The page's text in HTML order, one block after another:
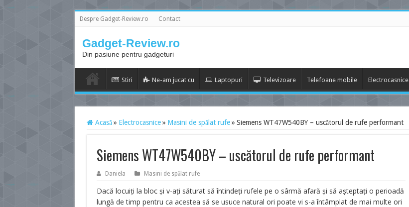
Despre Gadget-Review.ro Contact
Gadget-Review.ro
Din pasiune pentru gadgeturi
Stiri Ne-am jucat cu Laptopuri Televizoare Telefoane mobile Electrocasnice
Acasă » Electrocasnice » Masini de spălat rufe » Siemens WT47W540BY – uscătorul de rufe performant
Siemens WT47W540BY – uscătorul de rufe performant
Daniela Masini de spălat rufe
Dacă locuiţi la bloc şi v-aţi săturat să întindeţi rufele pe o sârmă afară şi să aşteptaţi o perioadă
lungă de timp pentru ca acestea să se usuce natural ori poate vi s-a întâmplat de mai multe ori